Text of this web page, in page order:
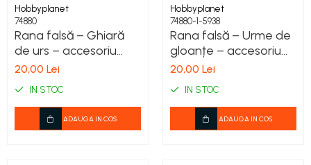
Hobbyplanet
74880
Rana falsă – Ghiară
de urs – accesoriu
horror Halloween
20,00 Lei
IN STOC
ADAUGA IN COS
Hobbyplanet
74880-1-5938
Rana falsă – Urme de
gloanțe – accesoriu
horror Halloween
20,00 Lei
IN STOC
ADAUGA IN COS